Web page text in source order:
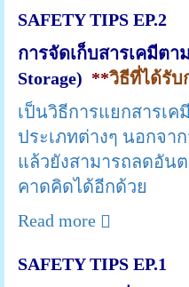
SAFETY TIPS EP.2
การจัดเก็บสารเคมีตา
Storage) **วิธีที่ได้รั
เป็นวิธีการแยกสารเ
ประเภทต่างๆ นอกจา
แล้วยังสามารถลดอัน
คาดคิดได้อีกด้วย
Read more
SAFETY TIPS EP.1